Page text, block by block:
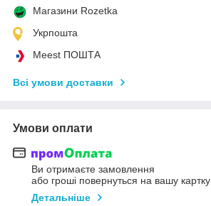
Магазини Rozetka
Укрпошта
Meest ПОШТА
Всі умови доставки
Умови оплати
Ви отримаєте замовлення
або гроші повернуться на вашу картку
Детальніше